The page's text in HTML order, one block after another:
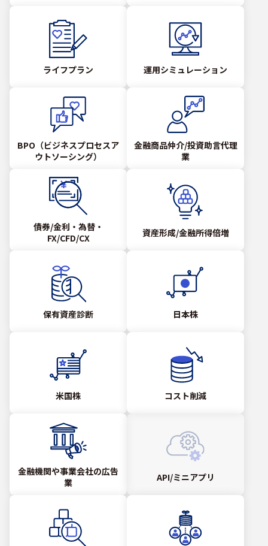
ライフプラン 運用シミュレーション
BPO（ビジネスプロセスア
ウトソーシング）
金融商品仲介/投資助言代理
業
債券/金利・為替・
FX/CFD/CX
資産形成/金融所得倍増
保有資産診断 日本株
米国株 コスト削減
金融機関や事業会社の広告
業
API/ミニアプリ